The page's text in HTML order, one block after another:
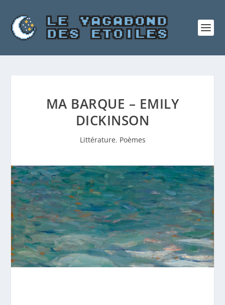
MA BARQUE – EMILY
DICKINSON
Littérature, Poèmes